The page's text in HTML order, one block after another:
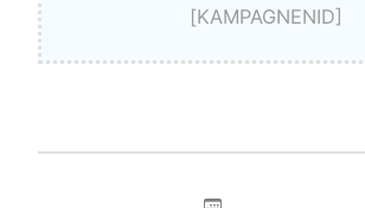
[KAMPAGNENID]